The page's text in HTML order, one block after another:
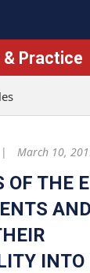
& Practice
March 10,
OF THE
INTO